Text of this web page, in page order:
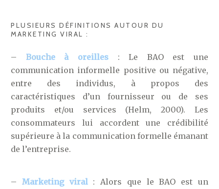
PLUSIEURS DÉFINITIONS AUTOUR DU
MARKETING VIRAL :
– Bouche à oreilles: Le BAO est une
communication informelle positive ou négative,
entre des individus, à propos des
caractéristiques d’un fournisseur ou de ses
produits et/ou services (Helm, 2000). Les
consommateurs lui accordent une crédibilité
supérieure à la communication formelle émanant
de l’entreprise.
–Marketing viral : Alors que le BAO est un